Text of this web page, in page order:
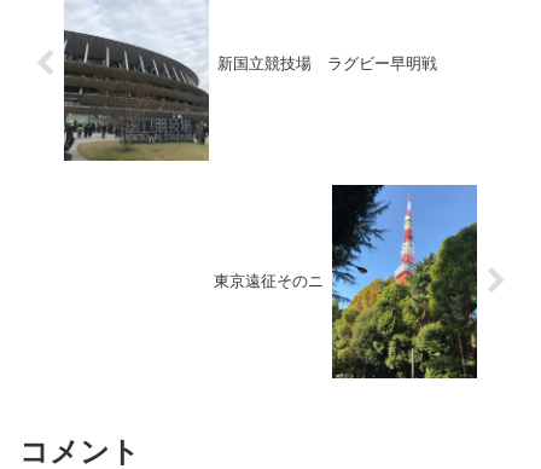
新国立競技場 ラグビー早明戦
東京遠征そのニ
コメント